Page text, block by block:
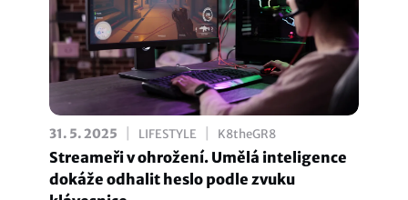
31. 5. 2025 LIFESTYLE K8theGR8
Streameři v ohrožení. Umělá inteligence
dokáže odhalit heslo podle zvuku